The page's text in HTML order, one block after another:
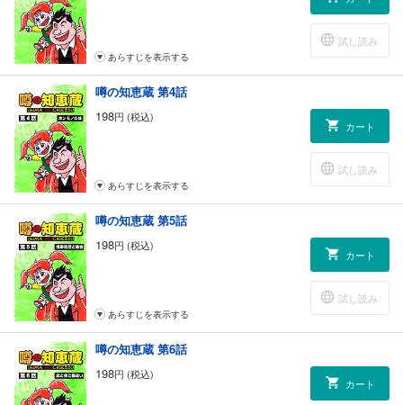
試し読み
あらすじを表示する
噂の知恵蔵 第4話
198円 (税込)
カート
試し読み
あらすじを表示する
噂の知恵蔵 第5話
198円 (税込)
カート
試し読み
あらすじを表示する
噂の知恵蔵 第6話
198円 (税込)
カート